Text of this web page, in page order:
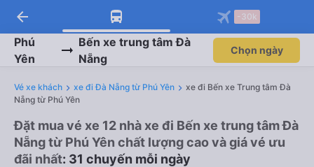
Tải app Vexere ngay!
Nhận ưu đãi thành viên độc
quyền
Mở app
Tải app Vexere
-30k/ghế khi đặt vé máy bay qua
app
Mở app
arrow_back -30k
Phú
Yên
Bến xe trung tâm Đà
Nẵng
Chọn ngày
Vé xe khách xe đi Đà Nẵng từ Phú Yên
xe đi Bến xe Trung tâm Đà
Nẵng từ Phú Yên
Đặt mua vé xe 12 nhà xe đi Bến xe trung tâm Đà
Nẵng từ Phú Yên chất lượng cao và giá vé ưu
đãi nhất: 31 chuyến mỗi ngày